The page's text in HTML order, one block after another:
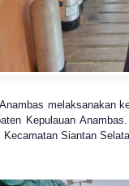
melaksanakan
Kepulauan
Siantan